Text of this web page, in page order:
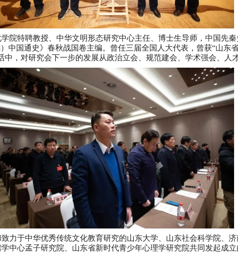
院特聘教授、中华文明形态研究中心主任、博士生导师，中国先
中国通史》春秋战国卷主编。曾任三届全国人大代表，曾获“山东
，对研究会下一步的发展从政治立会、规范建会、学术强会、人
力于中华优秀传统文化教育研究的山东大学、山东社会科学院、
中心孟子研究院、山东省新时代青少年心理学研究院共同发起成